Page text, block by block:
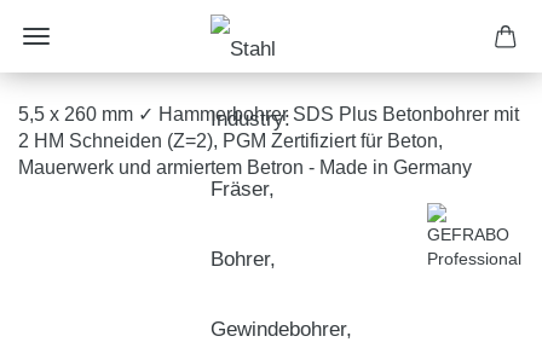
5,5 x 260 mm ✓ Hammerbohrer SDS Plus Betonbohrer mit
2 HM Schneiden (Z=2), PGM Zertifiziert für Beton,
Mauerwerk und armiertem Betron - Made in Germany